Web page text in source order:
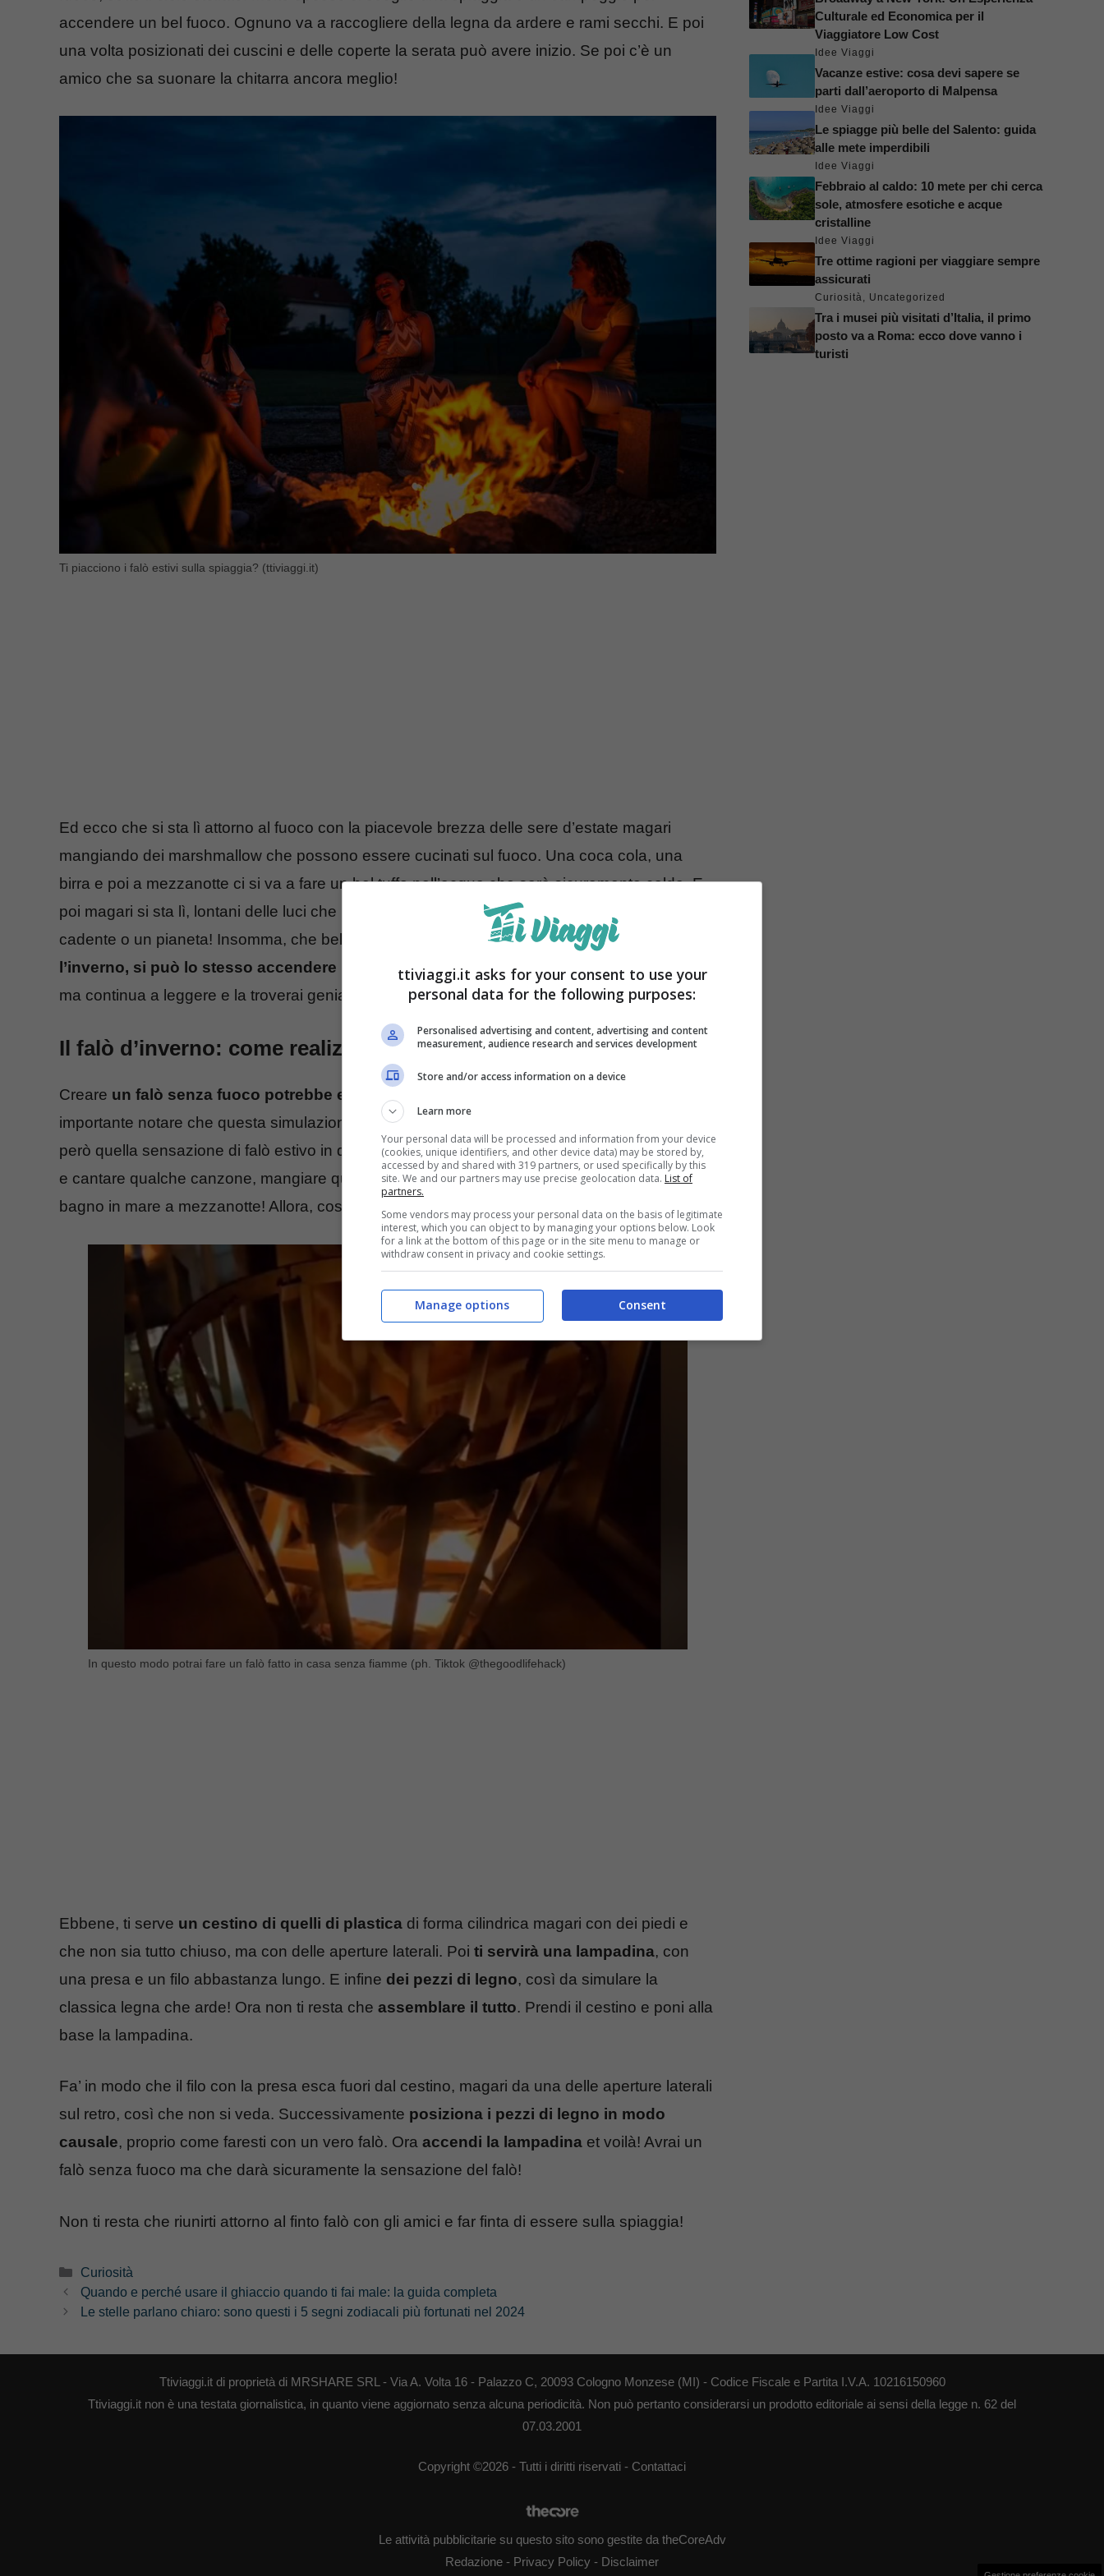
accendere un bel fuoco. Ognuno va a raccogliere della legna da ardere e rami secchi. E poi
una volta posizionati dei cuscini e delle coperte la serata può avere inizio. Se poi c’è un
amico che sa suonare la chitarra ancora meglio!
Ti piacciono i falò estivi sulla spiaggia? (ttiviaggi.it)
Ed ecco che si sta lì attorno al fuoco con la piacevole brezza delle sere d’estate magari
mangiando dei marshmallow che possono essere cucinati sul fuoco. Una coca cola, una
birra e poi a mezzanotte ci si va a fare un bel tuffo nell’acqua che sarà sicuramente calda. E
poi magari si sta lì, lontani delle luci che inquinano il cielo e si può osservare una stella
cadente o un pianeta! Insomma, che bella l’estate! Ma quando non è più estate ed
l’inverno, si può lo stesso accendere un falò
? Magari in casa? L’idea sembrerà assurda,
ma continua a leggere e la troverai geniale!
Il falò d’inverno: come realizzarlo
Creare un falò senza fuoco potrebbe essere una sfida interessante.
importante notare che questa simulazione non produrrà calore o luce come un vero falò, darà
però quella sensazione di falò estivo in quanto ci si potrà comunque riunire attorno, suonare
e cantare qualche canzone, mangiare qualcosa di buono. Anche se magari non ci si farà il
bagno in mare a mezzanotte! Allora, cosa ti occorre per realizzarlo?
In questo modo potrai fare un falò fatto in casa senza fiamme (ph. Tiktok @thegoodlifehack)
Ebbene, ti serve un cestino di quelli di plastica di forma cilindrica magari con dei piedi e
che non sia tutto chiuso, ma con delle aperture laterali. Poi ti servirà una lampadina, con
una presa e un filo abbastanza lungo. E infine dei pezzi di legno, così da simulare la
classica legna che arde! Ora non ti resta che assemblare il tutto. Prendi il cestino e poni alla
base la lampadina.
Fa’ in modo che il filo con la presa esca fuori dal cestino, magari da una delle aperture laterali
sul retro, così che non si veda. Successivamente posiziona i pezzi di legno in modo
causale, proprio come faresti con un vero falò. Ora accendi la lampadina et voilà! Avrai un
falò senza fuoco ma che darà sicuramente la sensazione del falò!
Non ti resta che riunirti attorno al finto falò con gli amici e far finta di essere sulla spiaggia!
Categorie
Curiosità
Quando e perché usare il ghiaccio quando ti fai male: la guida completa
Le stelle parlano chiaro: sono questi i 5 segni zodiacali più fortunati nel 2024
Culturale ed Economica per il
Viaggiatore Low Cost
Idee Viaggi
Vacanze estive: cosa devi sapere se
parti dall’aeroporto di Malpensa
Idee Viaggi
Le spiagge più belle del Salento: guida
alle mete imperdibili
Idee Viaggi
Febbraio al caldo: 10 mete per chi cerca
sole, atmosfere esotiche e acque
cristalline
Idee Viaggi
Tre ottime ragioni per viaggiare sempre
assicurati
Curiosità, Uncategorized
Tra i musei più visitati d’Italia, il primo
posto va a Roma: ecco dove vanno i
turisti
Ttiviaggi.it di proprietà di MRSHARE SRL - Via A. Volta 16 - Palazzo C, 20093 Cologno Monzese (MI) - Codice Fiscale e Partita I.V.A. 10216150960
Ttiviaggi.it non è una testata giornalistica, in quanto viene aggiornato senza alcuna periodicità. Non può pertanto considerarsi un prodotto editoriale ai sensi della legge n. 62 del
07.03.2001
Copyright ©2026 - Tutti i diritti riservati - Contattaci
Le attività pubblicitarie su questo sito sono gestite da theCoreAdv
Redazione - Privacy Policy - Disclaimer
ttiviaggi.it asks for your consent to use your
personal data for the following purposes:
Personalised advertising and content, advertising and content
measurement, audience research and services development
Store and/or access information on a device
Learn more
Your personal data will be processed and information from your device
(cookies, unique identifiers, and other device data) may be stored by,
accessed by and shared with 319 partners, or used specifically by this
site. We and our partners may use precise geolocation data. List of
partners.
Some vendors may process your personal data on the basis of legitimate
interest, which you can object to by managing your options below. Look
for a link at the bottom of this page or in the site menu to manage or
withdraw consent in privacy and cookie settings.
Consent
Manage options